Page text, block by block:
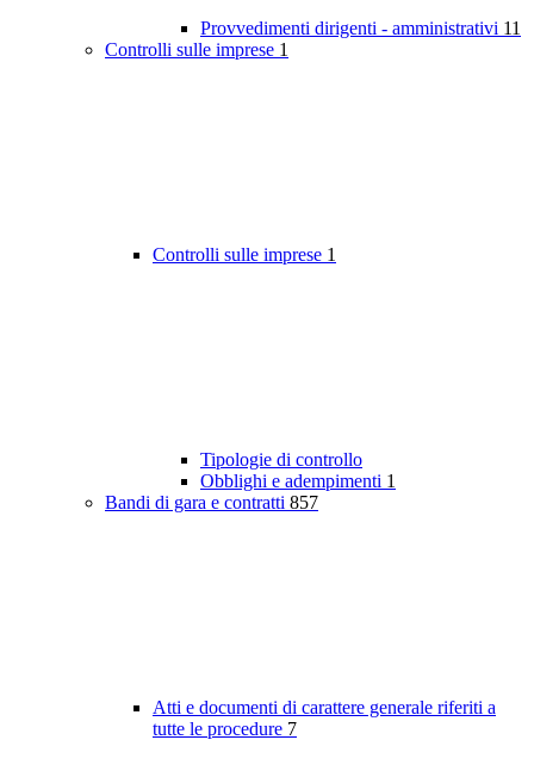
Provvedimenti dirigenti - amministrativi 11
Controlli sulle imprese 1
Controlli sulle imprese 1
Tipologie di controllo
Obblighi e adempimenti 1
Bandi di gara e contratti 857
Atti e documenti di carattere generale riferiti a
tutte le procedure 7